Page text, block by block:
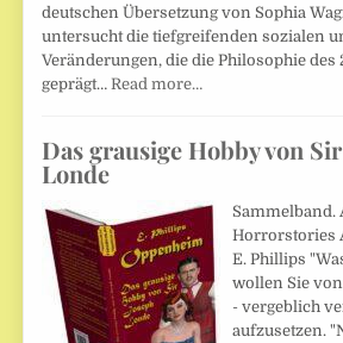
deutschen Übersetzung von Sophia
untersucht die tiefgreifenden sozialen
Veränderungen, die die Philosophie
geprägt…Read more…
Das grausige Hobby von
Londe
Sammelband.
Horrorstories
E. Phillips
wollen Sie
- vergeblich
aufzusetzen.